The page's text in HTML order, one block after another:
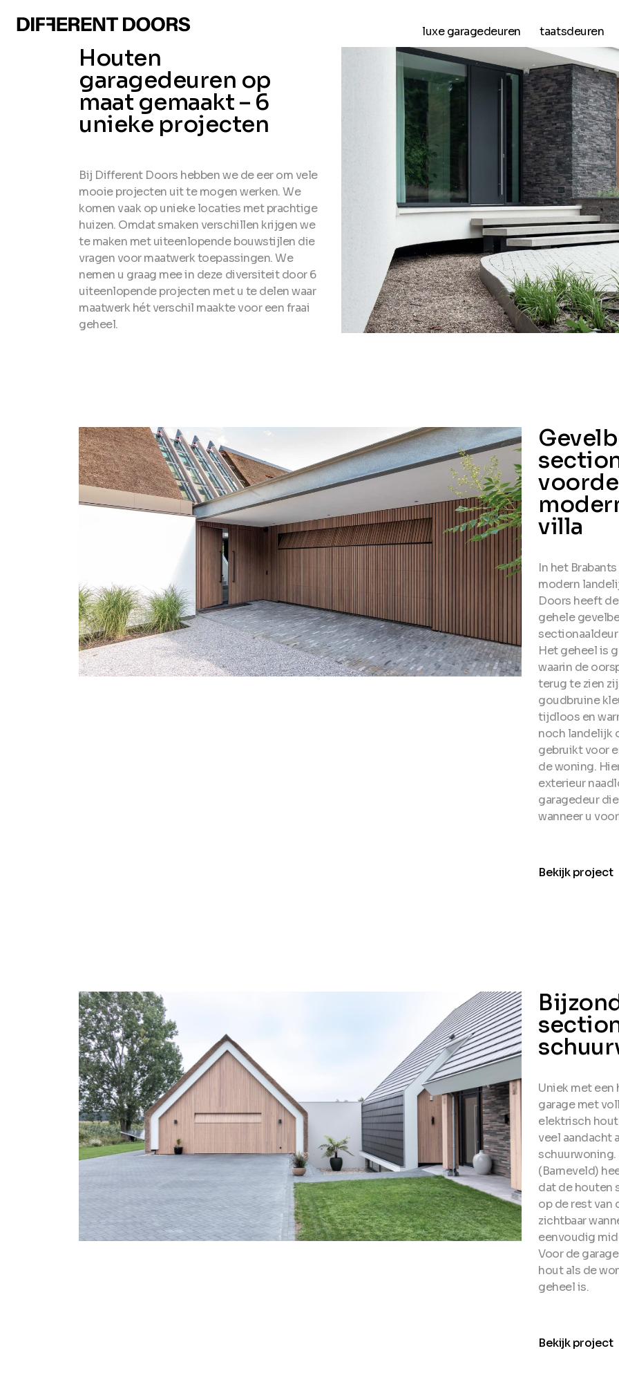
luxe garagedeuren taatsdeuren
Houten
garagedeuren op
maat gemaakt – 6
unieke projecten
Bij Different Doors hebben we de eer om vele
mooie projecten uit te mogen werken. We
komen vaak op unieke locaties met prachtige
huizen. Omdat smaken verschillen krijgen we
te maken met uiteenlopende bouwstijlen die
vragen voor maatwerk toepassingen. We
nemen u graag mee in deze diversiteit door 6
uiteenlopende projecten met u te delen waar
maatwerk hét verschil maakte voor een fraai
geheel.
villa
In het
modern
Doors heeft
gehele
Het geheel is
waarin de
terug te zien
goudbruine
tijdloos en
noch landelijk
gebruikt voor
de woning.
exterieur
garagedeur
wanneer u
Bekijk project
Uniek met
garage met
elektrisch
veel aandacht
schuurwoning.
(Barneveld)
dat de houten
op de rest van
zichtbaar
eenvoudig
Voor de
hout als de
geheel is.
Bekijk project